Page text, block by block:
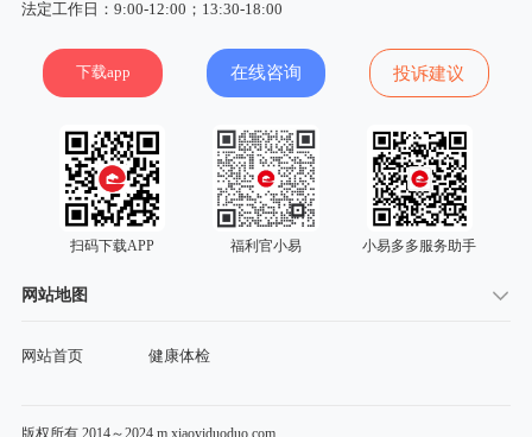
法定工作日：9:00-12:00；13:30-18:00
下载app 在线咨询 投诉建议
扫码下载APP 福利官小易 小易多多服务助手
网站地图
网站首页 健康体检
版权所有 2014～2024 m.xiaoyiduoduo.com